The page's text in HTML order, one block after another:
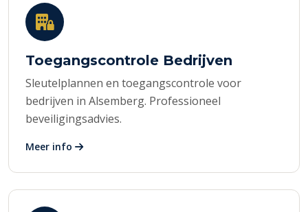
Toegangscontrole Bedrijven
Sleutelplannen en toegangscontrole voor
bedrijven in Alsemberg. Professioneel
beveiligingsadvies.
Meer info